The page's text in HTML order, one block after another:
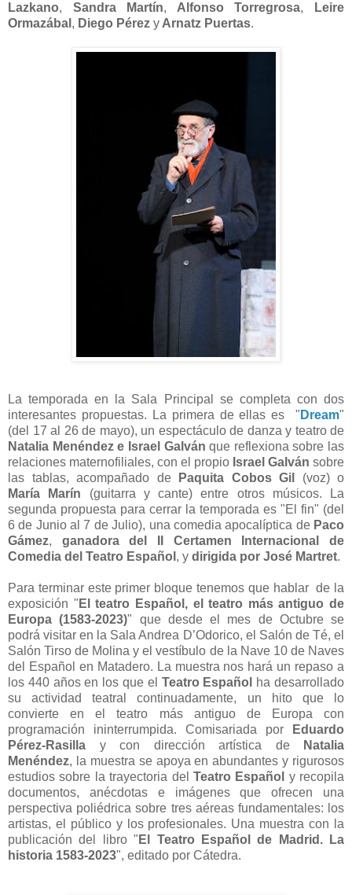
Lazkano, Sandra Martín, Alfonso Torregrosa, Leire
Ormazábal , Diego Pérez yArnatz Puertas.
La temporada en la Sala Principal se completa con dos
interesantes propuestas. La primera de ellas es " Dream"
(del 17 al 26 de mayo), un espectáculo de danza y teatro de
Natalia Menéndez e Israel Galván que reflexiona sobre las
relaciones maternofiliales, con el propio Israel Galván sobre
las tablas, acompañado de
Paquita Cobos Gil
(voz) o
María Marín (guitarra y cante) entre otros músicos. La
segunda propuesta para cerrar la temporada es "El fin" (del
6 de Junio al 7 de Julio), una comedia apocalíptica de Paco
Gámez, ganadora del II Certamen Internacional de
Comedia del Teatro Español , y dirigida por José Martret.
Para terminar este primer bloque tenemos que hablar de la
exposición " El teatro Español, el teatro más antiguo de
Europa (1583-2023)" que desde el mes de Octubre se
podrá visitar en la Sala Andrea D’Odorico, el Salón de Té, el
Salón Tirso de Molina y el vestíbulo de la Nave 10 de Naves
del Español en Matadero. La muestra nos hará un repaso a
los 440 años en los que el Teatro Español
ha desarrollado
su actividad teatral continuadamente, un hito que lo
convierte en el teatro más antiguo de Europa con
programación ininterrumpida. Comisariada por
Eduardo
Pérez-Rasilla y con dirección artística de
Natalia
Menéndez, la muestra se apoya en abundantes y rigurosos
estudios sobre la trayectoria del Teatro Español
y recopila
documentos, anécdotas e imágenes que ofrecen una
perspectiva poliédrica sobre tres aéreas fundamentales: los
artistas, el público y los profesionales. Una muestra con la
publicación del libro " El Teatro Español de Madrid. La
historia 1583-2023", editado por Cátedra.